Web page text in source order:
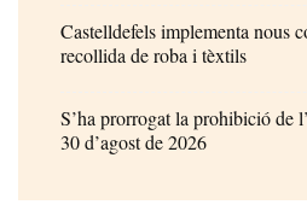
Castelldefels implementa nous
recollida de roba i tèxtils
S’ha prorrogat la prohibició de
30 d’agost de 2026